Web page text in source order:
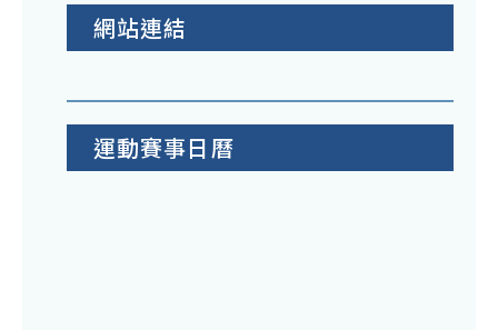
網站連結
運動賽事日曆